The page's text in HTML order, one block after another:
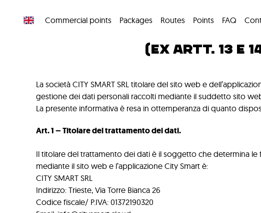
Commercial points Packages Routes Points FAQ
INFORMATIVA SUL
(EX ARTT. 13 E
La società CITY SMART SRL titolare del sito web e
gestione dei dati personali raccolti mediante il suddetto sito
La presente informativa è resa in ottemperanza di quanto
Art. 1 – Titolare del trattamento dei dati.
Il titolare del trattamento dei dati è il soggetto che determina
mediante il sito web e l’applicazione City Smart è:
CITY SMART SRL
Indirizzo: Trieste, Via Torre Bianca 26
Codice fiscale/ P.IVA: 01372190320